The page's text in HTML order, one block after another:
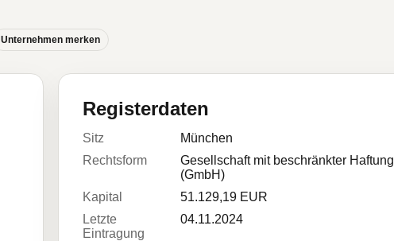
Unternehmen merken
Registerdaten
Sitz
München
Rechtsform
Gesellschaft mit beschränkter Haftung
(GmbH)
Kapital
51.129,19 EUR
Letzte
Eintragung
04.11.2024